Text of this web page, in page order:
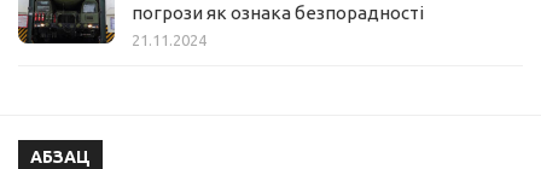
погрози як ознака безпорадності
21.11.2024
АБЗАЦ